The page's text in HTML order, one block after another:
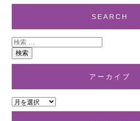
SEARCH
アーカイブ